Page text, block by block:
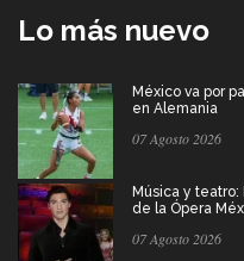
Lo más nuevo
México va por
en Alemania
07 Agosto 2026
Música y teatro:
de la Ópera
07 Agosto 2026